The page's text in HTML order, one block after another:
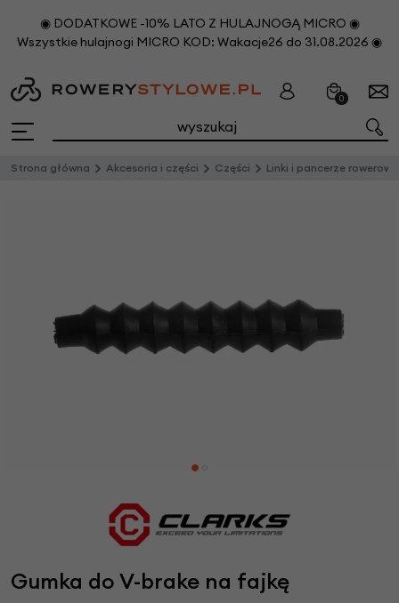
◉ DODATKOWE -10% LATO Z HULAJNOGĄ MICRO ◉
Wszystkie hulajnogi MICRO KOD: Wakacje26 do 31.08.2026 ◉
0
Strona główna Akcesoria i części Części Linki i pancerze rowerowe
Gumka do V-brake na fajkę